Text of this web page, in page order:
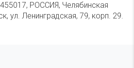
РОССИЯ, Челябинская
ул. Ленинградская, 79, корп. 29.